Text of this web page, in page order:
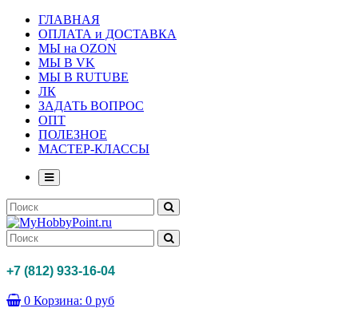
ГЛАВНАЯ
ОПЛАТА и ДОСТАВКА
МЫ на OZON
МЫ В VK
МЫ В RUTUBE
ЛК
ЗАДАТЬ ВОПРОС
ОПТ
ПОЛЕЗНОЕ
МАСТЕР-КЛАССЫ
+7 (812) 933-16-04
0 Корзина: 0 руб